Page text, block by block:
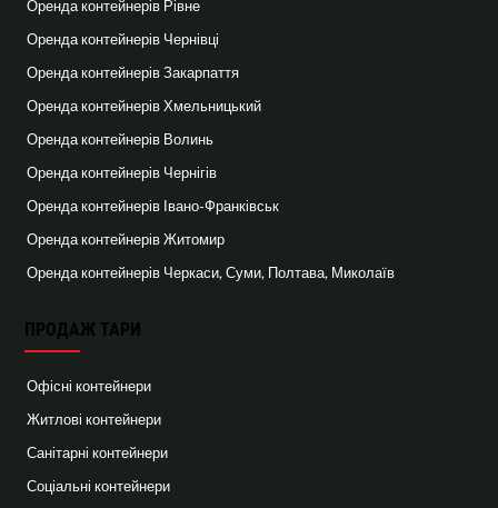
Оренда контейнерів Рівне
Оренда контейнерів Чернівці
Оренда контейнерів Закарпаття
Оренда контейнерів Хмельницький
Оренда контейнерів Волинь
Оренда контейнерів Чернігів
Оренда контейнерів Івано-Франківськ
Оренда контейнерів Житомир
Оренда контейнерів Черкаси, Суми, Полтава, Миколаїв
ПРОДАЖ ТАРИ
Офісні контейнери
Житлові контейнери
Санітарні контейнери
Соціальні контейнери